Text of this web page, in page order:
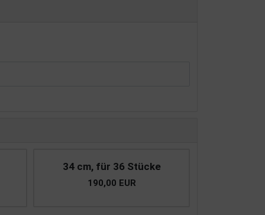
34 cm, für 36 Stücke
190,00 EUR